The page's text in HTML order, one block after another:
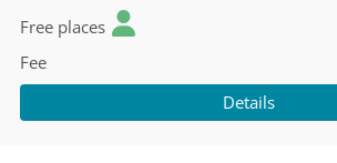
Free places
Fee
Details